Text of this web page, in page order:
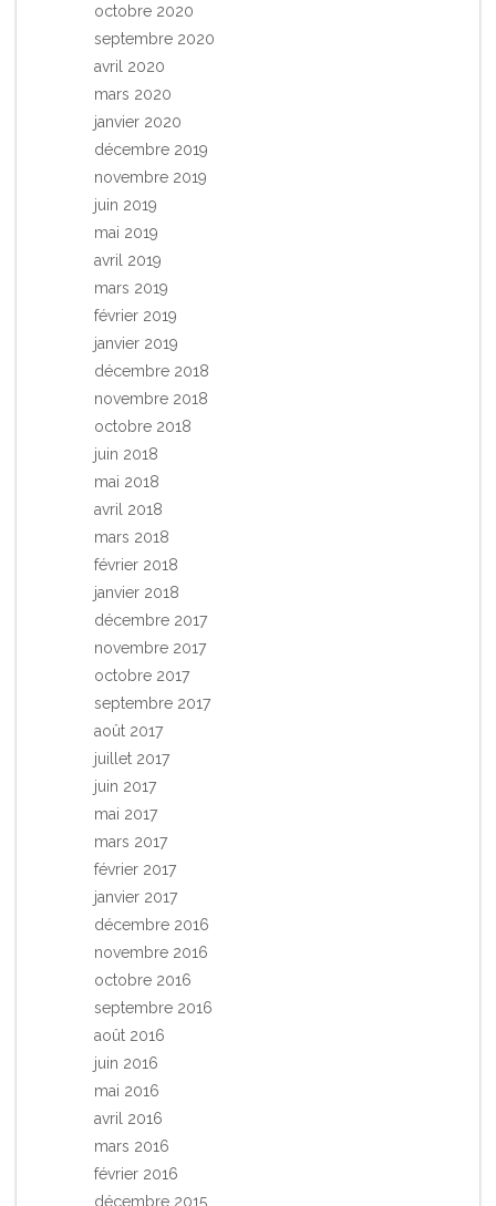
octobre 2020
septembre 2020
avril 2020
mars 2020
janvier 2020
décembre 2019
novembre 2019
juin 2019
mai 2019
avril 2019
mars 2019
février 2019
janvier 2019
décembre 2018
novembre 2018
octobre 2018
juin 2018
mai 2018
avril 2018
mars 2018
février 2018
janvier 2018
décembre 2017
novembre 2017
octobre 2017
septembre 2017
août 2017
juillet 2017
juin 2017
mai 2017
mars 2017
février 2017
janvier 2017
décembre 2016
novembre 2016
octobre 2016
septembre 2016
août 2016
juin 2016
mai 2016
avril 2016
mars 2016
février 2016
décembre 2015